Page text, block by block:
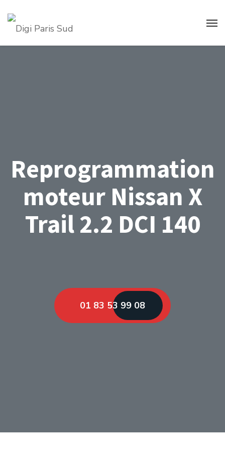
Reprogrammation
moteur Nissan X
Trail 2.2 DCI 140
01 83 53 99 08